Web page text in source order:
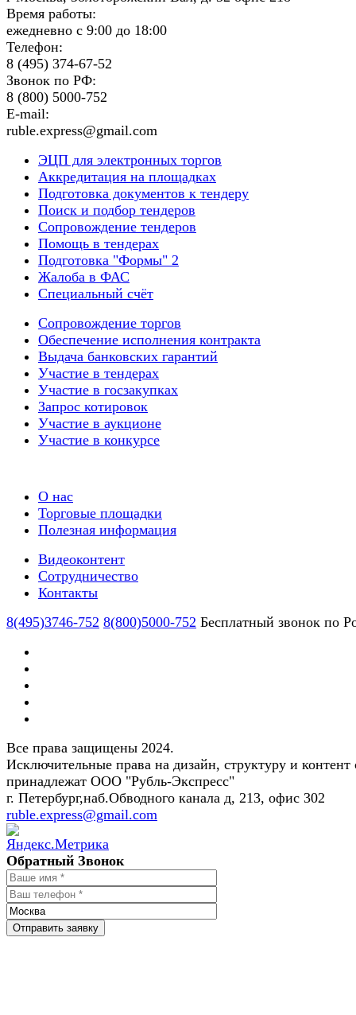
Время работы:
ежедневно с 9:00 до 18:00
Телефон:
8 (495) 374-67-52
Звонок по РФ:
8 (800) 5000-752
E-mail:
ruble.express@gmail.com
ЭЦП для электронных торгов
Аккредитация на площадках
Подготовка документов к тендеру
Поиск и подбор тендеров
Сопровождение тендеров
Помощь в тендерах
Подготовка "Формы" 2
Жалоба в ФАС
Специальный счёт
Сопровождение торгов
Обеспечение исполнения контракта
Выдача банковских гарантий
Участие в тендерах
Участие в госзакупках
Запрос котировок
Участие в аукционе
Участие в конкурсе
О нас
Торговые площадки
Полезная информация
Видеоконтент
Сотрудничество
Контакты
8(495)3746-752 8(800)5000-752 Бесплатный звонок по
Все права защищены 2024.
Исключительные права на дизайн, структуру и контент
принадлежат ООО "Рубль-Экспресс"
г. Петербург,наб.Обводного канала д, 213, офис 302
ruble.express@gmail.com
Обратный Звонок